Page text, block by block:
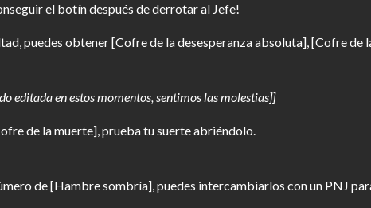
el botín después de derrotar al Jefe!
puedes obtener [Cofre de la desesperanza absoluta], [Cofre
editada en estos momentos, sentimos las molestias]]
de la muerte], prueba tu suerte abriéndolo.
de [Hambre sombría], puedes intercambiarlos con un PNJ